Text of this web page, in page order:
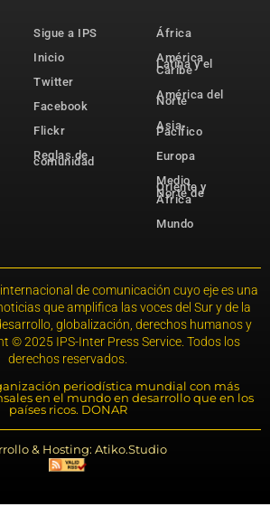
Sigue a IPS
Inicio
Twitter
Facebook
Flickr
Reglas de
comunidad
África
América
Latina y el
Caribe
América del
Norte
Asia-
Pacífico
Europa
Medio
Oriente y
Norte de
África
Mundo
de comunicación cuyo eje es una
que amplifica las voces del Sur y de la
globalización, derechos humanos y
© 2025 IPS-Inter Press Service. Todos los
derechos reservados.
periodística mundial con más
en el mundo en desarrollo que en los
países ricos. DONAR
& Hosting: Atiko.Studio